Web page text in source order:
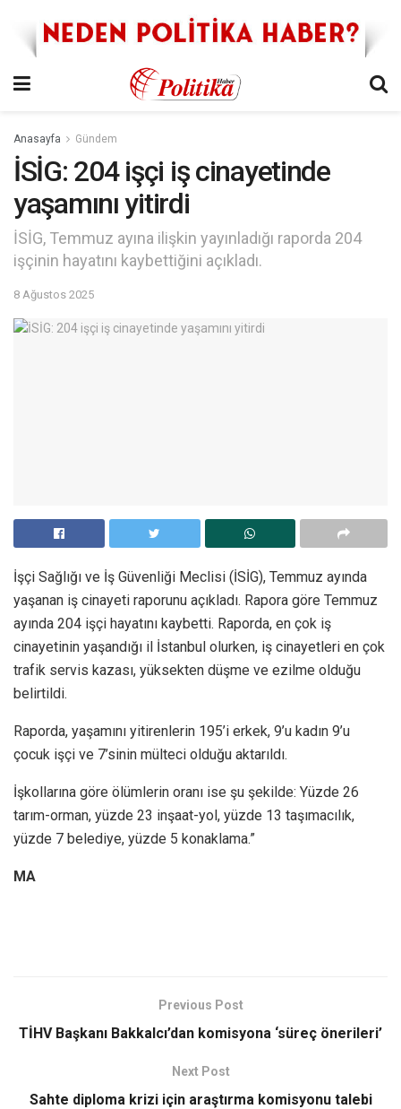
Anasayfa Gündem
İSİG: 204 işçi iş cinayetinde
yaşamını yitirdi
İSİG, Temmuz ayına ilişkin yayınladığı raporda 204
işçinin hayatını kaybettiğini açıkladı.
8 Ağustos 2025
İşçi Sağlığı ve İş Güvenliği Meclisi (İSİG), Temmuz ayında
yaşanan iş cinayeti raporunu açıkladı. Rapora göre Temmuz
ayında 204 işçi hayatını kaybetti. Raporda, en çok iş
cinayetinin yaşandığı il İstanbul olurken, iş cinayetleri en çok
trafik servis kazası, yüksekten düşme ve ezilme olduğu
belirtildi.
Raporda, yaşamını yitirenlerin 195’i erkek, 9’u kadın 9’u
çocuk işçi ve 7’sinin mülteci olduğu aktarıldı.
İşkollarına göre ölümlerin oranı ise şu şekilde: Yüzde 26
tarım-orman, yüzde 23 inşaat-yol, yüzde 13 taşımacılık,
yüzde 7 belediye, yüzde 5 konaklama.”
MA
Previous Post
TİHV Başkanı Bakkalcı’dan komisyona ‘süreç önerileri’
Next Post
Sahte diploma krizi için araştırma komisyonu talebi